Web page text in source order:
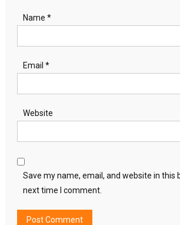
Name *
Email *
Website
Save my name, email, and website in this
next time I comment.